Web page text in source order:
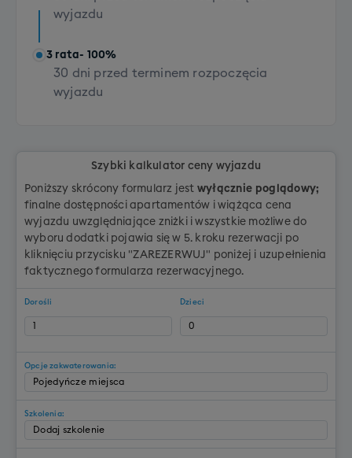
+ 200 PLN
wyjazdu
3 rata- 100%
30 dni przed terminem rozpoczęcia
wyjazdu
Szybki kalkulator ceny wyjazdu
Poniższy skrócony formularz jest wyłącznie poglądowy;
finalne dostępności apartamentów i wiążąca cena
wyjazdu uwzględniające zniżki i wszystkie możliwe do
wyboru dodatki pojawia się w 5. kroku rezerwacji po
kliknięciu przycisku "ZAREZERWUJ" poniżej i uzupełnienia
faktycznego formularza rezerwacyjnego.
Dorośli Dzieci
Opcje zakwaterowania:
Szkolenia: